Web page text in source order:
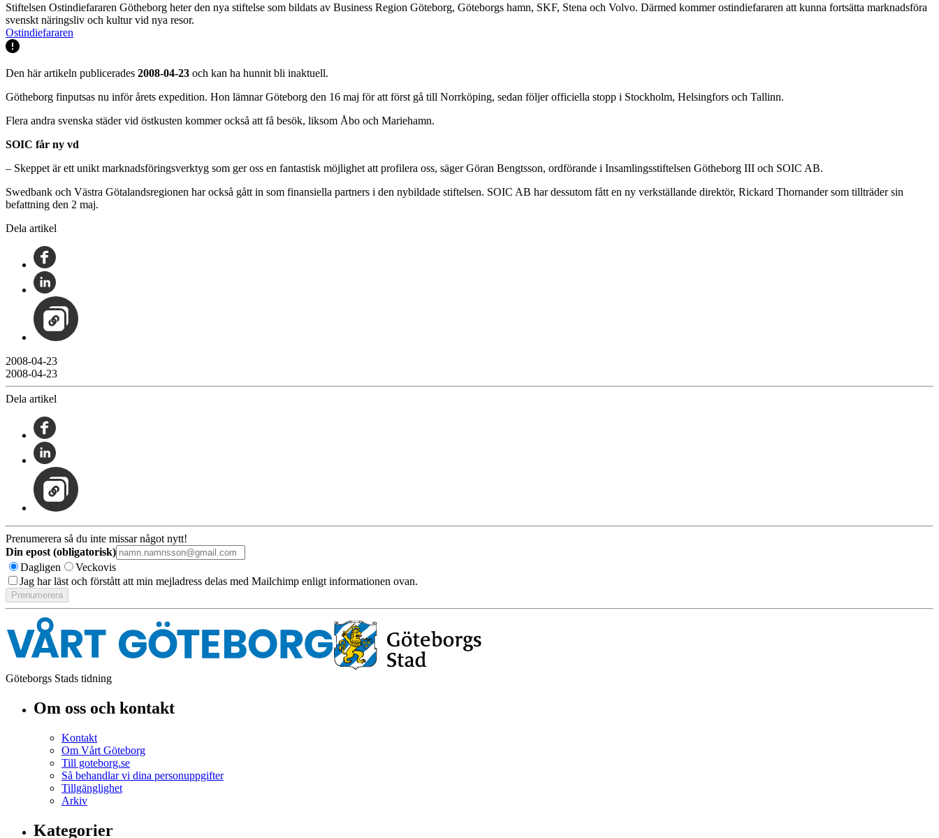
Stiftelsen Ostindiefararen Götheborg heter den nya stiftelse som bildats av Business Region Göteborg, Göteborgs hamn, SKF, Stena och Volvo. Därmed kommer ostindiefararen att kunna fortsätta marknadsföra
svenskt näringsliv och kultur vid nya resor.
Ostindiefararen
Den här artikeln publicerades 2008-04-23 och kan ha hunnit bli inaktuell.
Götheborg finputsas nu inför årets expedition. Hon lämnar Göteborg den 16 maj för att först gå till Norrköping, sedan följer officiella stopp i Stockholm, Helsingfors och Tallinn.
Flera andra svenska städer vid östkusten kommer också att få besök, liksom Åbo och Mariehamn.
SOIC får ny vd
– Skeppet är ett unikt marknadsföringsverktyg som ger oss en fantastisk möjlighet att profilera oss, säger Göran Bengtsson, ordförande i Insamlingsstiftelsen Götheborg III och SOIC AB.
Swedbank och Västra Götalandsregionen har också gått in som finansiella partners i den nybildade stiftelsen. SOIC AB har dessutom fått en ny verkställande direktör, Rickard Thornander som tillträder sin
befattning den 2 maj.
Dela artikel
2008-04-23
2008-04-23
Dela artikel
Prenumerera så du inte missar något nytt!
Din epost (obligatorisk)
Dagligen
Veckovis
Jag har läst och förstått att min mejladress delas med Mailchimp enligt informationen ovan.
Göteborgs Stads tidning
Om oss och kontakt
Kontakt
Om Vårt Göteborg
Till goteborg.se
Så behandlar vi dina personuppgifter
Tillgänglighet
Arkiv
Kategorier